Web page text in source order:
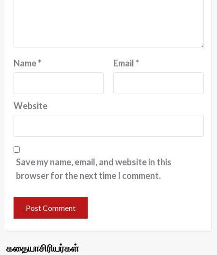
Name* Email*
Website
Save my name, email, and website in this
browser for the next time I comment.
கதையாசிரியர்கள்